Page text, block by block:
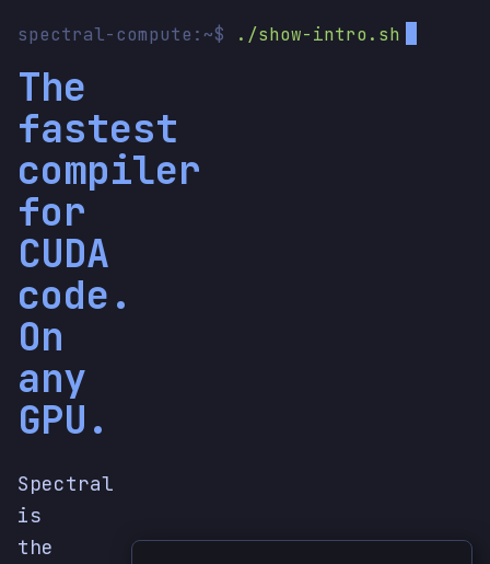
spectral-compute:~$ ./show-intro.sh
The
fastest
compiler
for
CUDA
code.
On
any
GPU.
Spectral
is
the